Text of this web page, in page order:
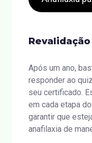
Após um ano,
responder ao
seu certificado.
em cada etapa
garantir que
anafilaxia de